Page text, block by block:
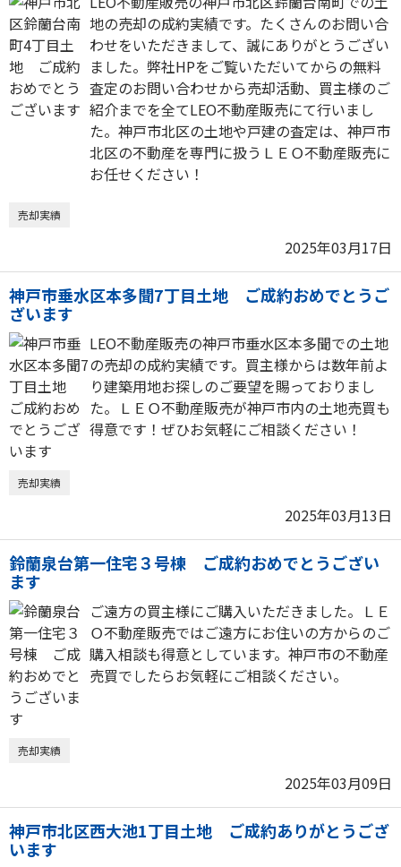
地の売却の成約実績です。たくさんのお問い合
わせをいただきまして、誠にありがとうござい
ました。弊社HPをご覧いただいてからの無料
査定のお問い合わせから売却活動、買主様のご
紹介までを全てLEO不動産販売にて行いまし
た。神戸市北区の土地や戸建の査定は、神戸市
北区の不動産を専門に扱うＬＥＯ不動産販売に
お任せください！
売却実績
2025年03月17日
神戸市垂水区本多聞7丁目土地 ご成約おめでとうご
ざいます
LEO不動産販売の神戸市垂水区本多聞での土地
の売却の成約実績です。買主様からは数年前よ
り建築用地お探しのご要望を賜っておりまし
た。ＬＥＯ不動産販売が神戸市内の土地売買も
得意です！ぜひお気軽にご相談ください！
売却実績
2025年03月13日
鈴蘭泉台第一住宅３号棟 ご成約おめでとうござい
ます
ご遠方の買主様にご購入いただきました。ＬＥ
Ｏ不動産販売ではご遠方にお住いの方からのご
購入相談も得意としています。神戸市の不動産
売買でしたらお気軽にご相談ください。
売却実績
2025年03月09日
神戸市北区西大池1丁目土地 ご成約ありがとうござ
います